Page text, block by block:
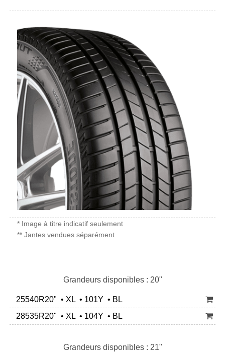
* Image à titre indicatif seulement
** Jantes vendues séparément
Grandeurs disponibles : 20"
25540R20" • XL • 101Y • BL
28535R20" • XL • 104Y • BL
Grandeurs disponibles : 21"